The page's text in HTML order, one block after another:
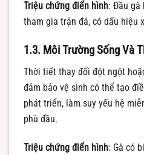
Triệu chứng điển hình: Đầu gà
tham gia trận đá, có dấu hiệu
1.3. Môi Trường Sống Và
Thời tiết thay đổi đột ngột
đảm bảo vệ sinh có thể tạo
phát triển, làm suy yếu hệ
phù đầu.
Triệu chứng điển hình: Gà có